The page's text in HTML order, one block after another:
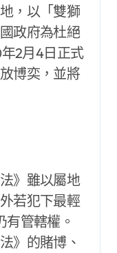
，以「雙獅
政府為杜絕
2月4日正式
博奕，並將
》雖以屬地
若犯下最輕
管轄權。
》的賭博、